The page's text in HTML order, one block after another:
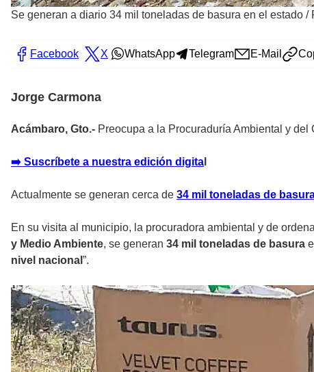
Se generan a diario 34 mil toneladas de basura en el estado /
Facebook X WhatsApp Telegram E-Mail
Jorge Carmona
Acámbaro, Gto.- Preocupa a la Procuraduría Ambiental y
➡️ Suscríbete a nuestra edición digita
Actualmente se generan cerca de 34 mil toneladas de
En su visita al municipio, la procuradora ambiental y de
y Medio Ambiente, se generan 34 mil toneladas de basura
nivel nacional ”.